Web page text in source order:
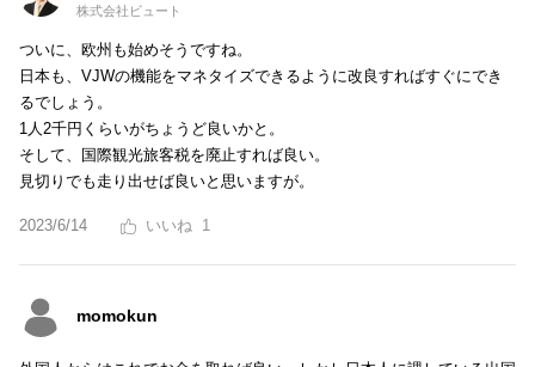
株式会社ビュート
ついに、欧州も始めそうですね。
日本も、VJWの機能をマネタイズできるように改良すればすぐにでき
るでしょう。
1人2千円くらいがちょうど良いかと。
そして、国際観光旅客税を廃止すれば良い。
見切りでも走り出せば良いと思いますが。
2023/6/14 1
momokun